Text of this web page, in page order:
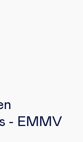
- EMMV